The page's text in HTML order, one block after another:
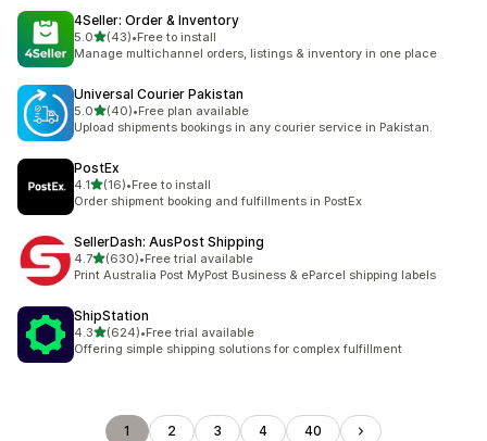
4Seller: Order & Inventory
5.0เต็ม 5 ดาว
(43)
ทั้งหมด 43 รีวิว
•Free to install
Manage multichannel orders, listings & inventory in one place
Universal Courier Pakistan
5.0เต็ม 5 ดาว
(40)
ทั้งหมด 40 รีวิว
•Free plan available
Upload shipments bookings in any courier service in Pakistan.
PostEx
4.1เต็ม 5 ดาว
(16)
ทั้งหมด 16 รีวิว
•Free to install
Order shipment booking and fulfillments in PostEx
SellerDash: AusPost Shipping
4.7เต็ม 5 ดาว
(630)
ทั้งหมด 630 รีวิว
•Free trial available
Print Australia Post MyPost Business & eParcel shipping labels
ShipStation
4.3เต็ม 5 ดาว
(624)
ทั้งหมด 624 รีวิว
•Free trial available
Offering simple shipping solutions for complex fulfillment
1 2 3 4 40